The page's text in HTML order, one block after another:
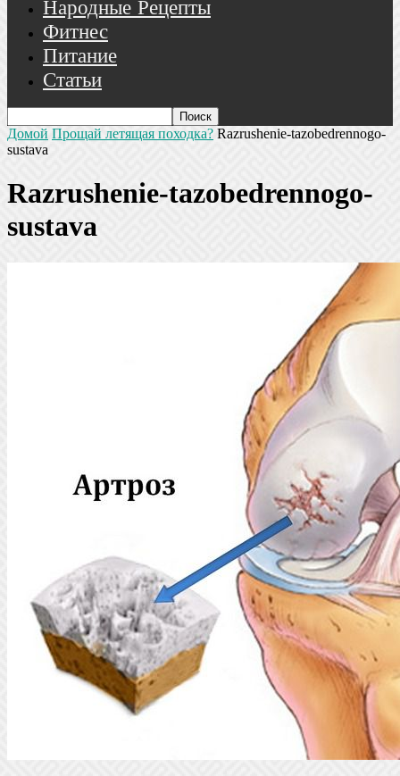
Народные Рецепты
Фитнес
Питание
Статьи
Домой Прощай летящая походка? Razrushenie-tazobedrennogo-
sustava
Razrushenie-tazobedrennogo-
sustava